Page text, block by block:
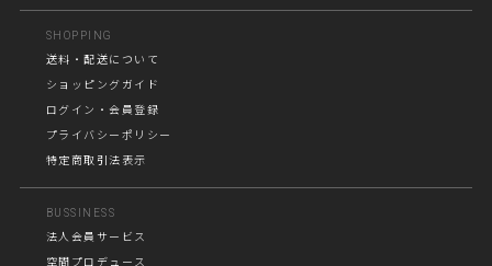
SHOPPING
送料・配送について
ショッピングガイド
ログイン・会員登録
プライバシーポリシー
特定商取引法表示
BUSSINESS
法人会員サービス
空間プロデュース